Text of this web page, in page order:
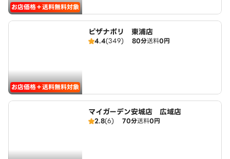
お店価格＋送料無料対象
お店価格＋送料無料対象
ピザナポリ 東浦店
4.4(349) 80分送料0円
マイガーデン安城店 広域店
2.8(6) 70分送料0円